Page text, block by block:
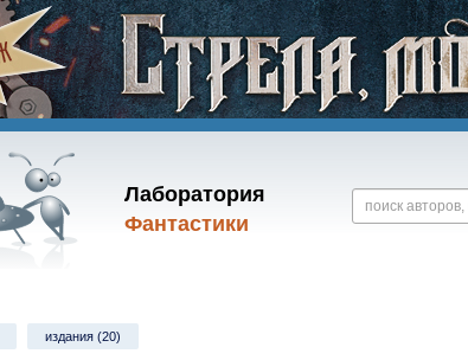
Лаборатория
Фантастики
издания (20)